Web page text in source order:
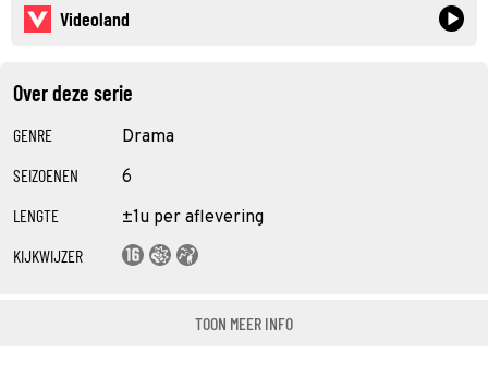
Over deze serie
GENRE Drama
SEIZOENEN 6
LENGTE ±1u per aflevering
KIJKWIJZER
TOON MEER INFO
Videoland